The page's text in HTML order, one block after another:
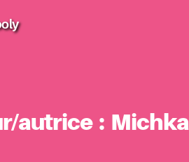
autrice :